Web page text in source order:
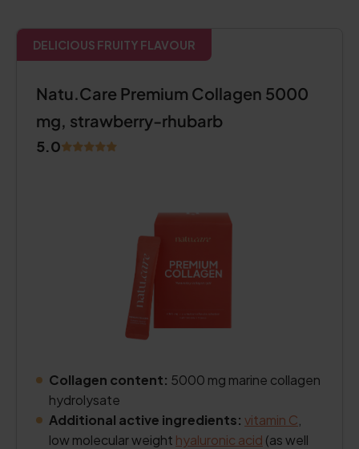
DELICIOUS FRUITY FLAVOUR
Natu.Care Premium Collagen 5000
mg, strawberry-rhubarb
5.0
Collagen content: 5000 mg marine collagen
hydrolysate
Additional active ingredients: vitamin C
low molecular weight hyaluronic acid (as well